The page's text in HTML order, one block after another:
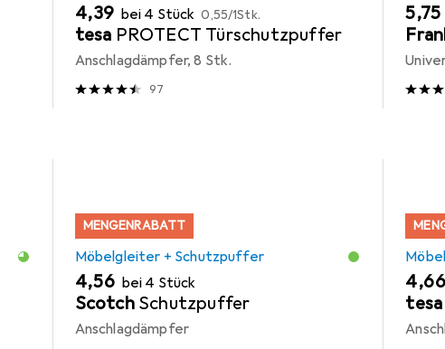
EUR
4,39 bei 4 Stück EUR
0,55/1Stk.
tesa PROTECT Türschutzpuffer
Anschlagdämpfer, 8 Stk.
97
EUR
5,75
MENGENRABATT
Möbelgleiter + Schutzpuffer
EUR
4,56 bei 4 Stück
Scotch Schutzpuffer
Anschlagdämpfer
EUR
4,66
tesa